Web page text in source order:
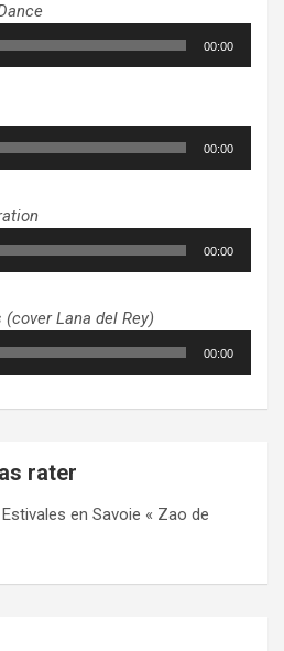
00:00
00:00
00:00
(cover Lana del Rey)
00:00
rater
en Savoie « Zao de